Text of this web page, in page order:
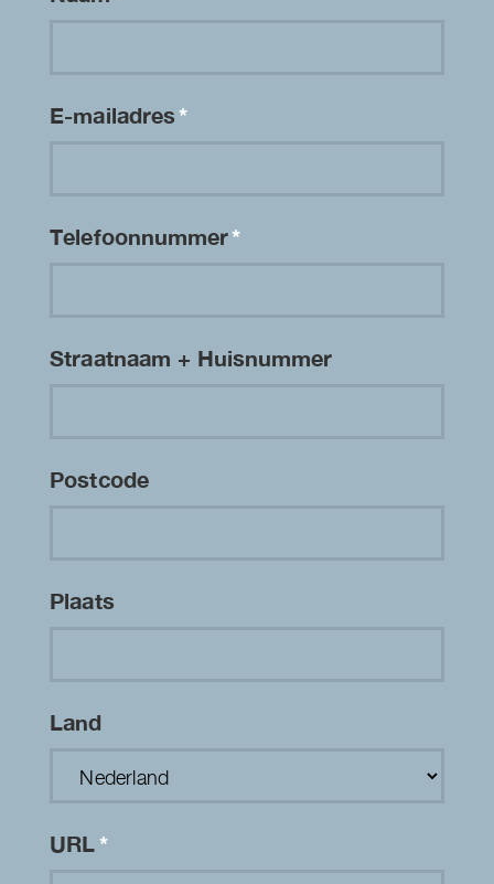
E-mailadres*
Telefoonnummer*
Straatnaam + Huisnummer
Postcode
Plaats
Land
URL*